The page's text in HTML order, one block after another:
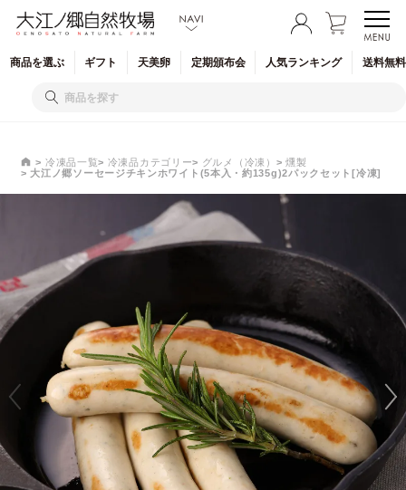
商品を選ぶ ギフト 天美卵 定期頒布会 人気ランキング 送料無
冷凍品一覧 冷凍品カテゴリー グルメ（冷凍）
燻製
大江ノ郷ソーセージチキンホワイト(5本入・約135g)2パックセット[冷凍]